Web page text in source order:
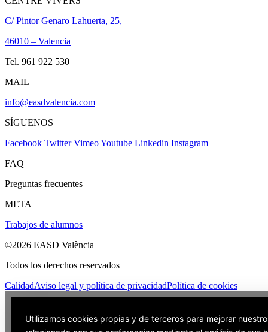
C/ Pintor Genaro Lahuerta, 25,
46010 – Valencia
Tel. 961 922 530
MAIL
info@easdvalencia.com
SÍGUENOS
Facebook Twitter VimeoYoutube Linkedin Instagram
FAQ
Preguntas frecuentes
META
Trabajos de alumnos
©2026 EASD València
Todos los derechos reservados
CalidadAviso legal y política de privacidadPolítica de cookies
Utilizamos cookies propias y de terceros para mejorar